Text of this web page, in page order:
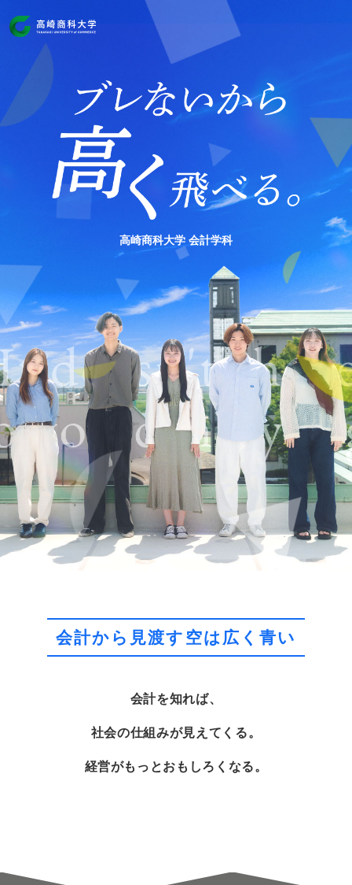
高崎商科大学 会計学科
会計から見渡す空は広く青い
会計を知れば、
社会の仕組みが見えてくる。
経営がもっとおもしろくなる。